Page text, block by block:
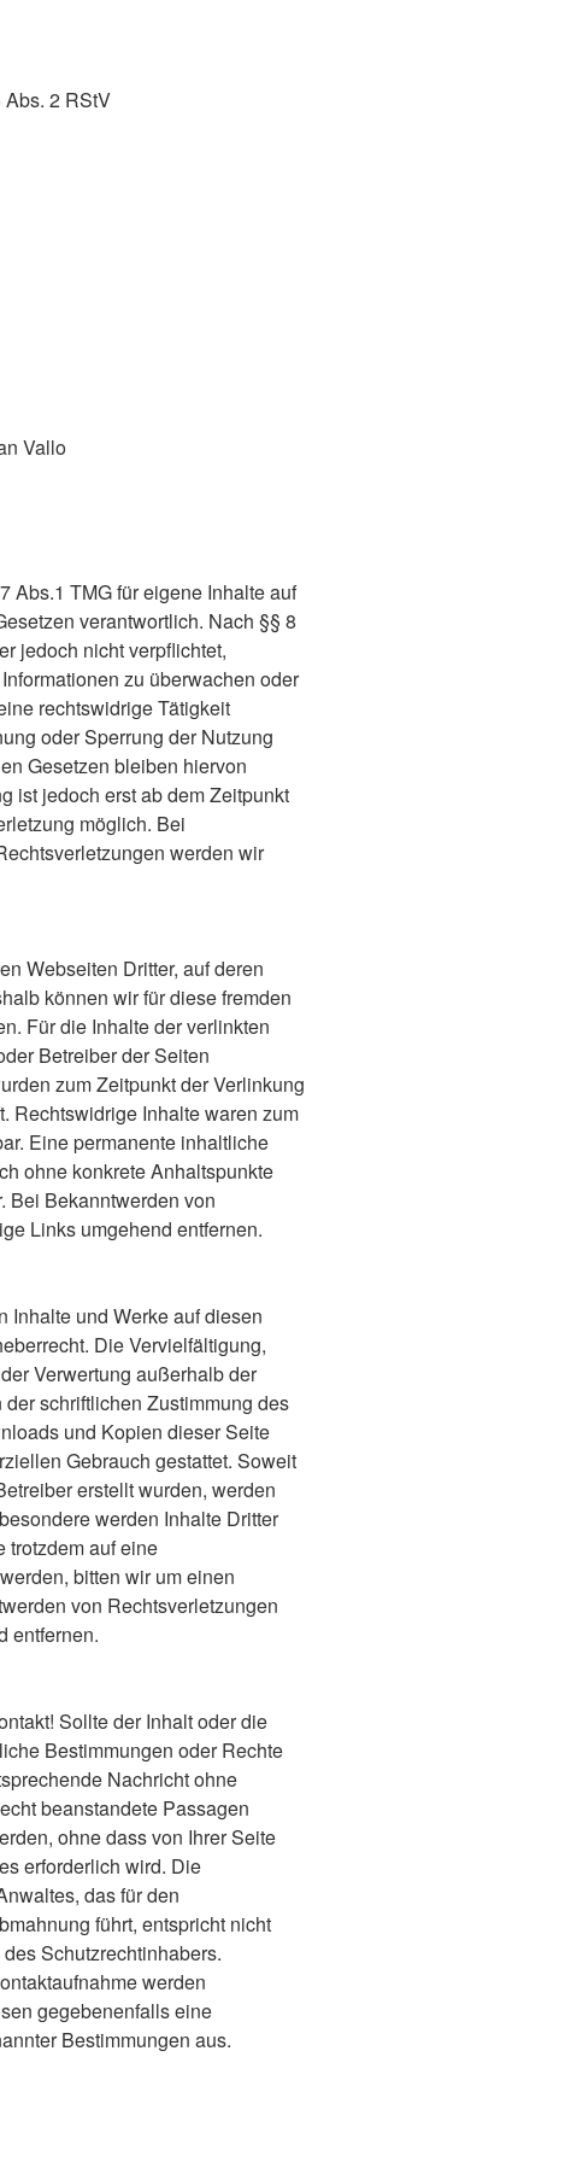
2 RStV
Vallo
Abs.1 TMG für eigene Inhalte auf
verantwortlich. Nach §§ 8
jedoch nicht verpflichtet,
zu überwachen oder
rechtswidrige Tätigkeit
oder Sperrung der Nutzung
Gesetzen bleiben hiervon
ist jedoch erst ab dem Zeitpunkt
möglich. Bei
werden wir
Webseiten Dritter, auf deren
können wir für diese fremden
Für die Inhalte der verlinkten
Betreiber der Seiten
zum Zeitpunkt der Verlinkung
Rechtswidrige Inhalte waren zum
Eine permanente inhaltliche
ohne konkrete Anhaltspunkte
Bei Bekanntwerden von
Links umgehend entfernen.
Inhalte und Werke auf diesen
Die Vervielfältigung,
Verwertung außerhalb der
schriftlichen Zustimmung des
und Kopien dieser Seite
Gebrauch gestattet. Soweit
erstellt wurden, werden
werden Inhalte Dritter
trotzdem auf eine
bitten wir um einen
von Rechtsverletzungen
entfernen.
Sollte der Inhalt oder die
Bestimmungen oder Rechte
Nachricht ohne
beanstandete Passagen
ohne dass von Ihrer Seite
erforderlich wird. Die
das für den
führt, entspricht nicht
Schutzrechtinhabers.
werden
gegebenenfalls eine
Bestimmungen aus.